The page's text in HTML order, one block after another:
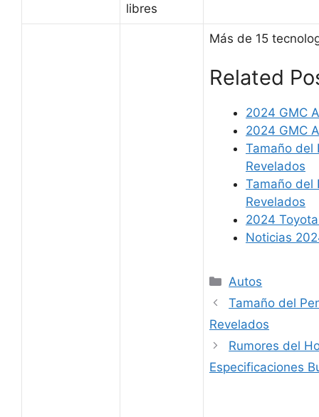
libres
Más de 15
Related
2024 GMC
2024 GMC
Tamaño del
Revelados
Tamaño del
Revelados
2024
Noticias
Categories
Autos
Tamaño del
Revelados
Rumores del
Especificaciones